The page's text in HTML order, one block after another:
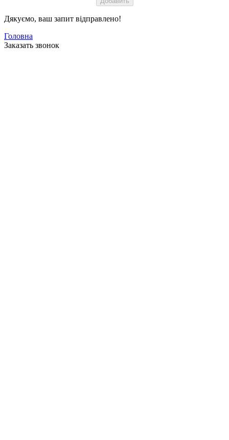
Дякуємо, ваш запит відправлено!
Головна
Заказать звонок